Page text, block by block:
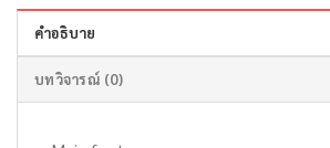
คำอธิบาย
บทวิจารณ์ (0)